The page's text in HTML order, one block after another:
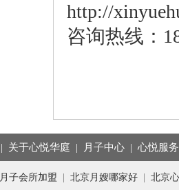
http://
咨询热线：
| 关于心悦华庭 | 月子中心 |心悦服务
月子会所加盟 北京月嫂哪家好
北京